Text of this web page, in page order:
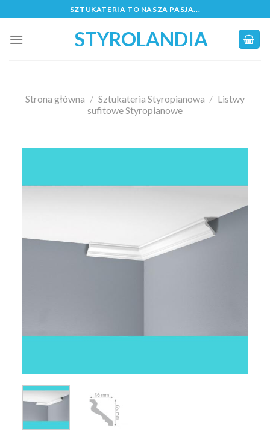
to
content
SZTUKATERIA TO NASZA PASJA...
STYROLANDIA
Strona główna / Sztukateria Styropianowa / Listwy
sufitowe Styropianowe